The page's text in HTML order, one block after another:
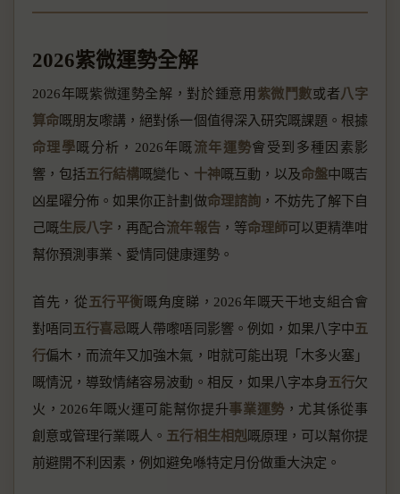
2026紫微運勢全解
2026年嘅紫微運勢全解，對於鍾意用 紫微鬥數或者八字
算命嘅朋友嚟講，絕對係一個值得深入研究嘅課題。根據
命理學嘅分析，2026年嘅流年運勢會受到多種因素影
響，包括五行結構嘅變化、 十神嘅互動，以及命盤中嘅吉
凶星曜分佈。如果你正計劃做命理諮詢，不妨先了解下自
己嘅生辰八字 ，再配合流年報告，等命理師可以更精準咁
幫你預測事業、愛情同健康運勢。
首先，從五行平衡嘅角度睇，2026年嘅天干地支組合會
對唔同 五行喜忌嘅人帶嚟唔同影響。例如，如果八字中五
行偏木，而流年又加強木氣，咁就可能出現「木多火塞」
嘅情況，導致情緒容易波動。相反，如果八字本身五行欠
火，2026年嘅火運可能幫你提升事業運勢 ，尤其係從事
創意或管理行業嘅人。 五行相生相剋嘅原理，可以幫你提
前避開不利因素，例如避免喺特定月份做重大決定。